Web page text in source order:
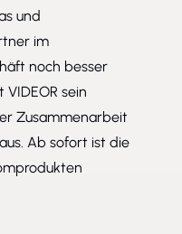
und
im
noch besser
sein
Zusammenarbeit
Ab sofort ist die